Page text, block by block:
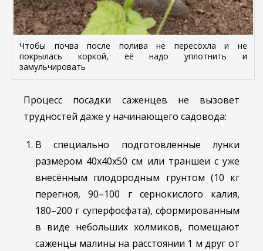
Чтобы почва после полива не пересохла и не
покрылась коркой, её надо уплотнить и
замульчировать
Процесс посадки саженцев не вызовет
трудностей даже у начинающего садовода:
В специально подготовленные лунки
размером 40х40х50 см или траншеи с уже
внесённым плодородным грунтом (10 кг
перегноя, 90–100 г сернокислого калия,
180–200 г суперфосфата), сформированным
в виде небольших холмиков, помещают
саженцы малины на расстоянии 1 м друг от